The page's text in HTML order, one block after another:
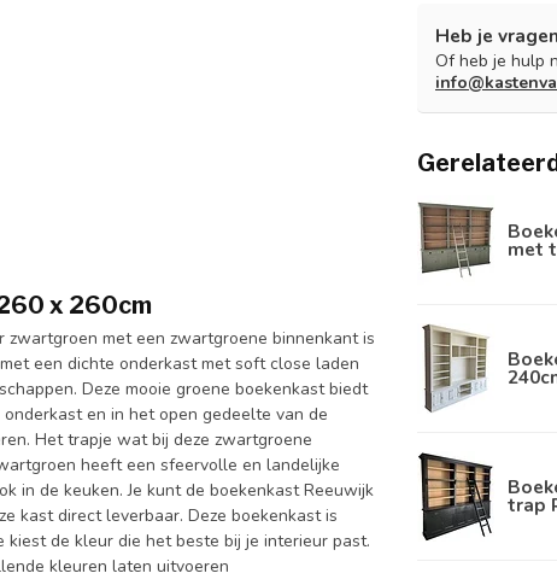
x 260cm
met een zwartgroene binnenkant is
een dichte onderkast met soft close laden
Deze mooie groene boekenkast biedt
en in het open gedeelte van de
Het trapje wat bij deze zwartgroene
heeft een sfeervolle en landelijke
in de keuken. Je kunt de boekenkast Reeuwijk
kast direct leverbaar. Deze boekenkast is
kiest de kleur die het beste bij je interieur past.
kleuren laten uitvoeren
Heb je
Of heb je hulp
met
trap